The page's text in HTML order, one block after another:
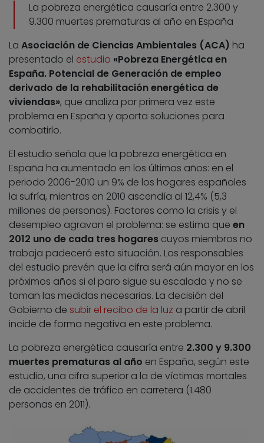
La pobreza energética causaría entre 2.300 y
9.300 muertes prematuras al año en España
La Asociación de Ciencias Ambientales (ACA) ha
presentado el estudio «Pobreza Energética en
España. Potencial de Generación de empleo
derivado de la rehabilitación energética de
viviendas», que analiza por primera vez este
problema en España y aporta soluciones para
combatirlo.
El estudio señala que la pobreza energética en
España ha aumentado en los últimos años: en el
periodo 2006-2010 un 9% de los hogares españoles
la sufría, mientras en 2010 ascendía al 12,4% (5,3
millones de personas). Factores como la crisis y el
desempleo agravan el problema: se estima que en
2012 uno de cada tres hogares cuyos miembros no
trabaja padecerá esta situación. Los responsables
del estudio prevén que la cifra será aún mayor en los
próximos años si el paro sigue su escalada y no se
toman las medidas necesarias. La decisión del
Gobierno de subir el recibo de la luz a partir de abril
incide de forma negativa en este problema.
La pobreza energética causaría entre 2.300 y 9.300
muertes prematuras al año en España, según este
estudio, una cifra superior a la de víctimas mortales
de accidentes de tráfico en carretera (1.480
personas en 2011).